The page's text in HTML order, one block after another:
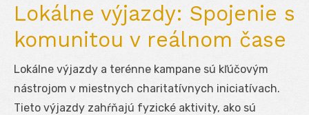
Lokálne výjazdy: Spojenie s
komunitou v reálnom čase
Lokálne výjazdy a terénne kampane sú kľúčovým
nástrojom v miestnych charitatívnych iniciatívach.
Tieto výjazdy zahŕňajú fyzické aktivity, ako sú